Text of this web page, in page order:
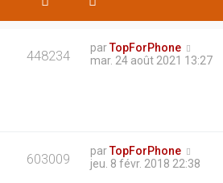
448234 parTopForPhone
mar. 24 août 2021 13:27
603009 parTopForPhone
jeu. 8 févr. 2018 22:38